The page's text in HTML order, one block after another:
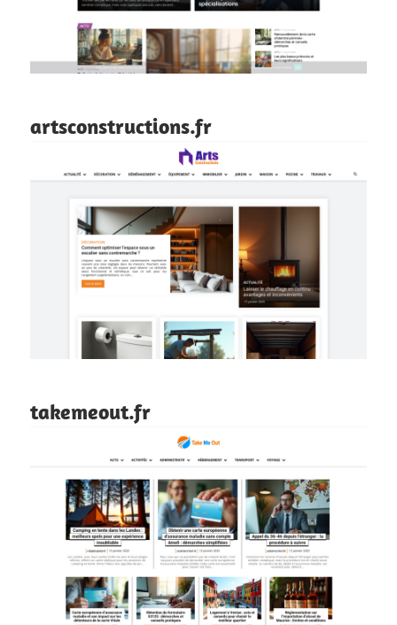
artsconstructions.fr
takemeout.fr